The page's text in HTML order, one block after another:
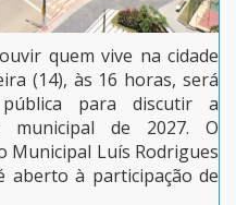
quem vive na cidade
(14), às 16 horas, será
para discutir a
municipal de 2027. O
Municipal Luís Rodrigues
aberto à participação de